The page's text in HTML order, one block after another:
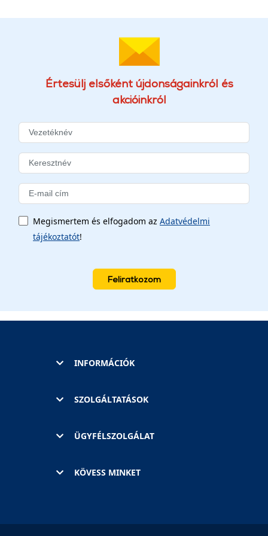
Értesülj elsőként újdonságainkról és
akcióinkról
Megismertem és elfogadom az Adatvédelmi
tájékoztatót!
Feliratkozom
INFORMÁCIÓK
SZOLGÁLTATÁSOK
ÜGYFÉLSZOLGÁLAT
KÖVESS MINKET